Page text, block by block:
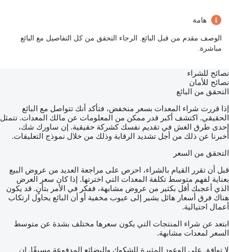
هامة
الوصف مقدم من قبل البائع. الرجاء التحقق من كل التفاصيل مع البائع
مباشرة.
نصائح للشراء
نصائح للأمان
التحقق من البائع
إذا قررت شراء المعدات بسعر منخفض، فتأكد أنك تتواصل مع البائع
الحقيقي. اكتشف أكبر قدر ممكن من المعلومات عن مالك المعدات. تتمثل
إحدى طرق الغش في تقديم نفسك كشركة حقيقية. إن ساورك شك،
أخبرنا عن ذلك من أجل تشديد الرقابة وذلك من خلال نموذج التعليقات.
التحقق من السعر
قبل أن تقرر القيام بالشراء، احرص على مراجعة العديد من عروض البيع
بعناية لفهم متوسط تكلفة المعدات التي اخترتها. إذا كان سعر العرض
الذي أعجبك أقل بكثير من عروض مشابهة، ففكر في الأمر بتأنٍ. قد يكون
هناك فرق أسعار هائل يشير إلى عيوب مخفية أو أن البائع يحاول ارتكاب
أعمال احتيالية.
ابتعد عن شراء المنتجات التي يكون سعرها مختلف بشدة عن متوسط
السعر لمعدات مشابهة.
لا توافق على الوعود المثيرة للشكوك والبضائع المدفوعة مسبقًا. إن